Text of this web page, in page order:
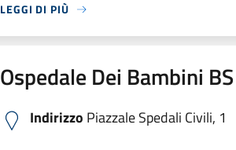
LEGGI DI PIÙ
Ospedale Dei Bambini
Indirizzo Piazzale Spedali Civili, 1